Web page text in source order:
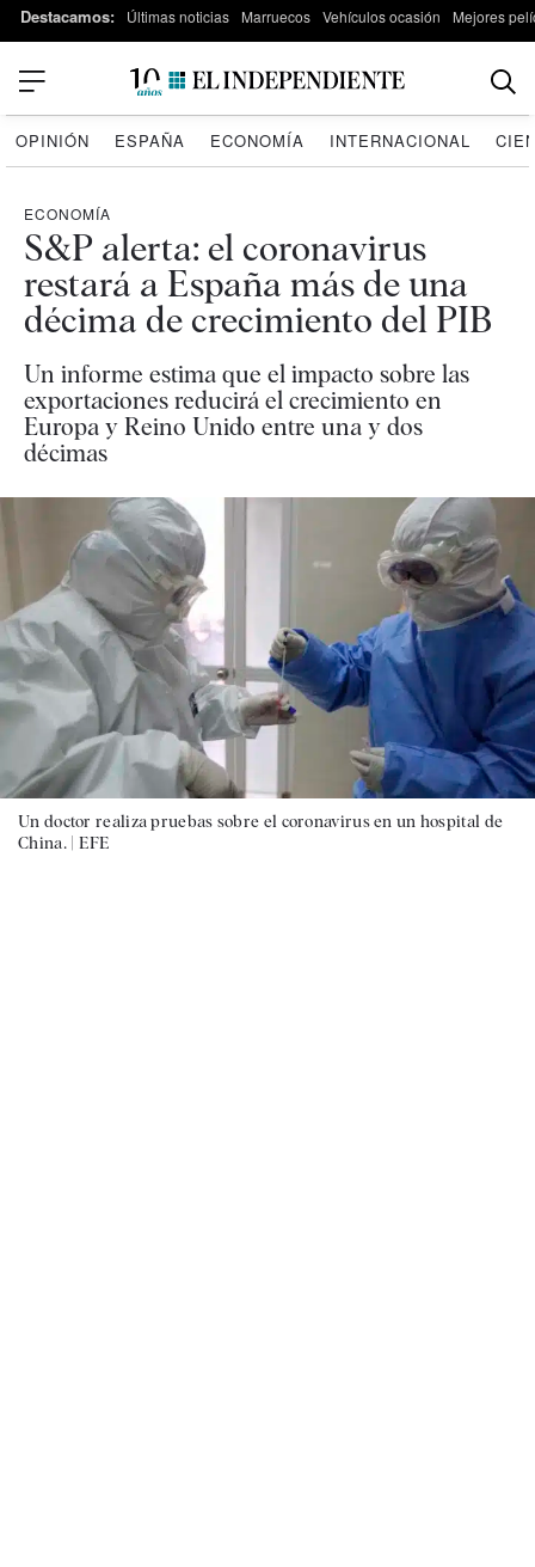
Destacamos: Últimas noticias Marruecos Vehículos ocasión Mejores
OPINIÓN ESPAÑA ECONOMÍA INTERNACIONAL
ECONOMÍA
S&P alerta: el coronavirus
restará a España más de una
décima de crecimiento del PIB
Un informe estima que el impacto sobre las
exportaciones reducirá el crecimiento en
Europa y Reino Unido entre una y dos
décimas
Un doctor realiza pruebas sobre el coronavirus en un hospital de
China. | EFE